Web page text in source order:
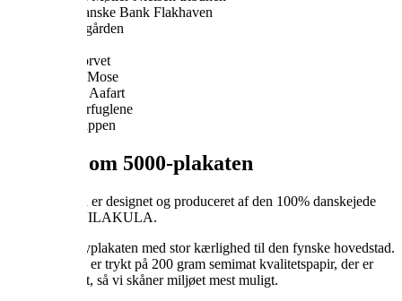
Tidl. Danske Bank Flakhaven
Vægtergården
Kvægtorvet
Munke Mose
Odense Aafart
Sommerfuglene
Fisketrappen
Detaljer om 5000-plakaten
5000-plakaten er designet og produceret af den 100% danskejede
virksomhed VILAKULA.
Vi har lavet byplakaten med stor kærlighed til den fynske hovedstad.
5000 plakaten er trykt på 200 gram semimat kvalitetspapir, der er
FSC® mærket, så vi skåner miljøet mest muligt.